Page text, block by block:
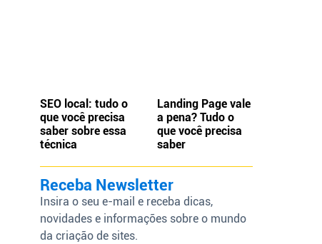
SEO local: tudo o
que você precisa
saber sobre essa
técnica
Landing Page vale
a pena? Tudo o
que você precisa
saber
Receba Newsletter
Insira o seu e-mail e receba dicas,
novidades e informações sobre o mundo
da criação de sites.